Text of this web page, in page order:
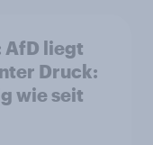
AfD liegt
Druck:
wie seit